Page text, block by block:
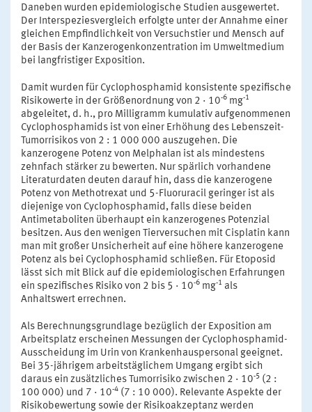
Daneben wurden epidemiologische Studien ausgewertet.
Der Interspeziesvergleich erfolgte unter der Annahme einer
gleichen Empfindlichkeit von Versuchstier und Mensch auf
der Basis der Kanzerogenkonzentration im Umweltmedium
bei langfristiger Exposition.
Damit wurden für Cyclophosphamid konsistente spezifische
Risikowerte in der Größenordnung von 2 · 10-6 mg-1
abgeleitet, d. h., pro Milligramm kumulativ aufgenommenen
Cyclophosphamids ist von einer Erhöhung des Lebenszeit-
Tumorrisikos von 2 : 1 000 000 auszugehen. Die
kanzerogene Potenz von Melphalan ist als mindestens
zehnfach stärker zu bewerten. Nur spärlich vorhandene
Literaturdaten deuten darauf hin, dass die kanzerogene
Potenz von Methotrexat und 5-Fluoruracil geringer ist als
diejenige von Cyclophosphamid, falls diese beiden
Antimetaboliten überhaupt ein kanzerogenes Potenzial
besitzen. Aus den wenigen Tierversuchen mit Cisplatin kann
man mit großer Unsicherheit auf eine höhere kanzerogene
Potenz als bei Cyclophosphamid schließen. Für Etoposid
lässt sich mit Blick auf die epidemiologischen Erfahrungen
ein spezifisches Risiko von 2 bis 5 · 10-6 mg-1 als
Anhaltswert errechnen.
Als Berechnungsgrundlage bezüglich der Exposition am
Arbeitsplatz erscheinen Messungen der Cyclophosphamid-
Ausscheidung im Urin von Krankenhauspersonal geeignet.
Bei 35-jährigem arbeitstäglichem Umgang ergibt sich
daraus ein zusätzliches Tumorrisiko zwischen 2 · 10-5 (2 :
100 000) und 7 · 10-4 (7 : 10 000). Relevante Aspekte der
Risikobewertung sowie der Risikoakzeptanz werden